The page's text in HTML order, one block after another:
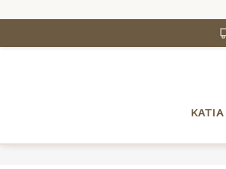
contenu
principal
KATIA